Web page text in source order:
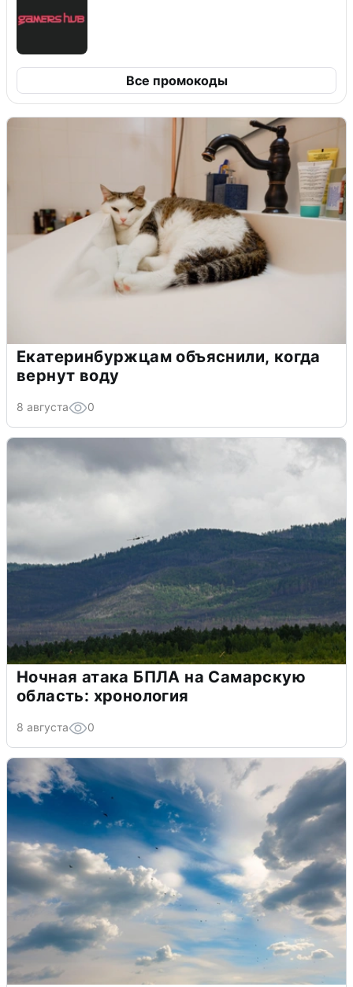
Все промокоды
Екатеринбуржцам объяснили, когда
вернут воду
8 августа 0
Ночная атака БПЛА на Самарскую
область: хронология
8 августа 0